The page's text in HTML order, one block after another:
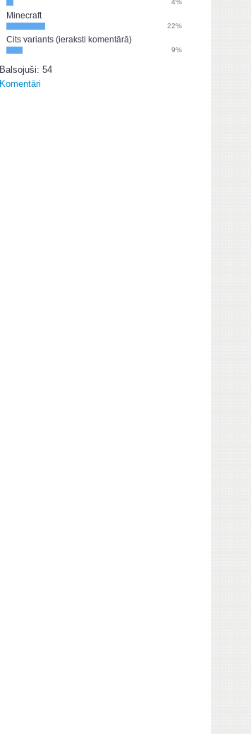
4%
Minecraft
22%
Cits variants (ieraksti komentārā)
9%
Balsojuši: 54
Komentāri